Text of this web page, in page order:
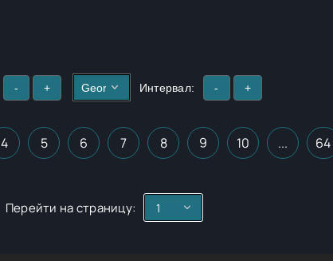
- + Интервал: - +
4 5 6 7 8 9 10 ... 64
Перейти на страницу: